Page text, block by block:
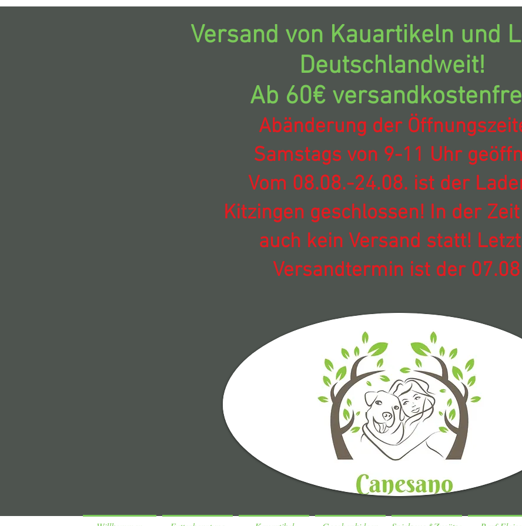
Versand von Kauartikeln und
Deutschlandweit!
Ab 60€
Abänderung der
Samstags von 9-11 Uhr
Vom 08.08.-24.08. ist der
Kitzingen geschlossen! In der
auch kein Versand statt!
Versandtermin ist der